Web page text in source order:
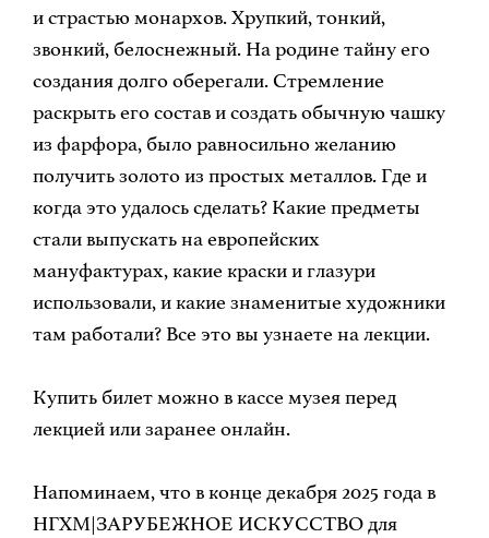
и страстью монархов. Хрупкий, тонкий,
звонкий, белоснежный. На родине тайну его
создания долго оберегали. Стремление
раскрыть его состав и создать обычную чашку
из фарфора, было равносильно желанию
получить золото из простых металлов. Где и
когда это удалось сделать? Какие предметы
стали выпускать на европейских
мануфактурах, какие краски и глазури
использовали, и какие знаменитые художники
там работали? Все это вы узнаете на лекции.
Купить билет можно в кассе музея перед
лекцией или заранее онлайн.
Напоминаем, что в конце декабря 2025 года в
НГХМ|ЗАРУБЕЖНОЕ ИСКУССТВО для